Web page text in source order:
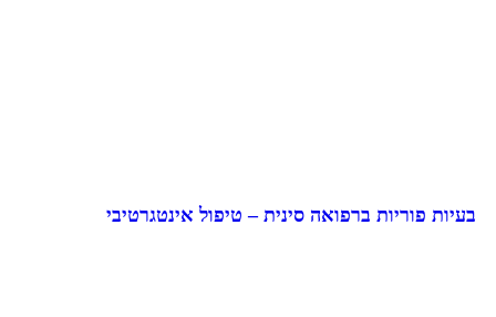
בעיות פוריות ברפואה סינית – טיפול אינטגרטיבי